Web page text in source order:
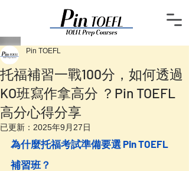
托福補習一戰100分，如何透過
KO班寫作拿高分 ？Pin TOEFL
高分心得分享
Pin TOEFL
已更新： 2025年9月27日
為什麼托福考試準備要選 Pin TOEFL
補習班？